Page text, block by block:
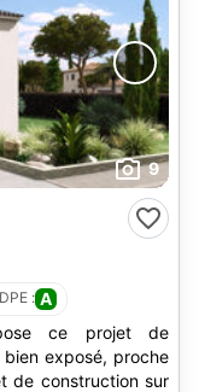
9
DPE : A
ce projet de
exposé, proche
de construction sur